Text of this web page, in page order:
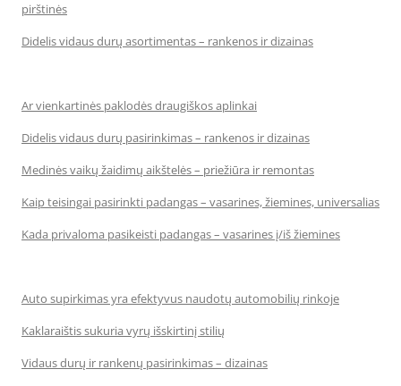
pirštinės
Didelis vidaus durų asortimentas – rankenos ir dizainas
Ar vienkartinės paklodės draugiškos aplinkai
Didelis vidaus durų pasirinkimas – rankenos ir dizainas
Medinės vaikų žaidimų aikštelės – priežiūra ir remontas
Kaip teisingai pasirinkti padangas – vasarines, žiemines, universalias
Kada privaloma pasikeisti padangas – vasarines į/iš žiemines
Auto supirkimas yra efektyvus naudotų automobilių rinkoje
Kaklaraištis sukuria vyrų išskirtinį stilių
Vidaus durų ir rankenų pasirinkimas – dizainas